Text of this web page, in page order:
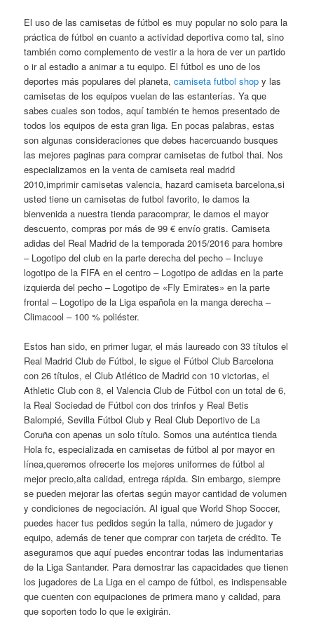
El uso de las camisetas de fútbol es muy popular no solo para la
práctica de fútbol en cuanto a actividad deportiva como tal, sino
también como complemento de vestir a la hora de ver un partido
o ir al estadio a animar a tu equipo. El fútbol es uno de los
deportes más populares del planeta,camiseta futbol shop y las
camisetas de los equipos vuelan de las estanterías. Ya que
sabes cuales son todos, aquí también te hemos presentado de
todos los equipos de esta gran liga. En pocas palabras, estas
son algunas consideraciones que debes hacercuando busques
las mejores paginas para comprar camisetas de futbol thai. Nos
especializamos en la venta de camiseta real madrid
2010,imprimir camisetas valencia, hazard camiseta barcelona,si
usted tiene un camisetas de futbol favorito, le damos la
bienvenida a nuestra tienda paracomprar, le damos el mayor
descuento, compras por más de 99 € envío gratis. Camiseta
adidas del Real Madrid de la temporada 2015/2016 para hombre
– Logotipo del club en la parte derecha del pecho – Incluye
logotipo de la FIFA en el centro – Logotipo de adidas en la parte
izquierda del pecho – Logotipo de «Fly Emirates» en la parte
frontal – Logotipo de la Liga española en la manga derecha –
Climacool – 100 % poliéster.
Estos han sido, en primer lugar, el más laureado con 33 títulos el
Real Madrid Club de Fútbol, le sigue el Fútbol Club Barcelona
con 26 títulos, el Club Atlético de Madrid con 10 victorias, el
Athletic Club con 8, el Valencia Club de Fútbol con un total de 6,
la Real Sociedad de Fútbol con dos trinfos y Real Betis
Balompié, Sevilla Fútbol Club y Real Club Deportivo de La
Coruña con apenas un solo título. Somos una auténtica tienda
Hola fc, especializada en camisetas de fútbol al por mayor en
línea,queremos ofrecerte los mejores uniformes de fútbol al
mejor precio,alta calidad, entrega rápida. Sin embargo, siempre
se pueden mejorar las ofertas según mayor cantidad de volumen
y condiciones de negociación. Al igual que World Shop Soccer,
puedes hacer tus pedidos según la talla, número de jugador y
equipo, además de tener que comprar con tarjeta de crédito. Te
aseguramos que aquí puedes encontrar todas las indumentarias
de la Liga Santander. Para demostrar las capacidades que tienen
los jugadores de La Liga en el campo de fútbol, es indispensable
que cuenten con equipaciones de primera mano y calidad, para
que soporten todo lo que le exigirán.